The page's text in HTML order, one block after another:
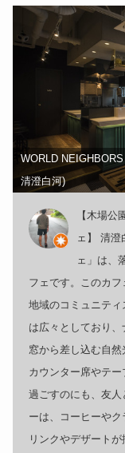
WORLD
清澄白河)
【木場
ェ】 清
ェ」は、
フェです。このカフ
地域のコミュニテ
は広々としており
窓から差し込む自然
カウンター席やテ
過ごすのにも、友人
ーは、コーヒーや
リンクやデザート